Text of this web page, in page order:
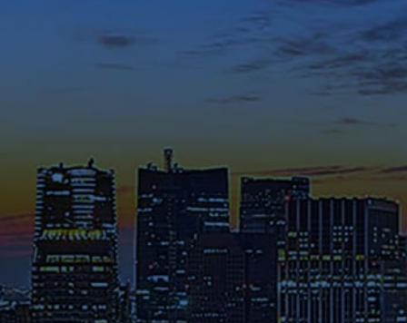
囲気やキャンパスの熱気を感じ
これまでに様々なメディアで紹
介された在学生や修了生の声、
さらには教員のメッセージ等を
ご覧ください。
募集要項